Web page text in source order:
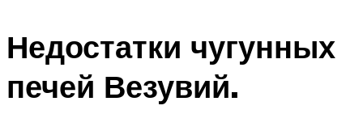
Недостатки чугунных
печей Везувий.